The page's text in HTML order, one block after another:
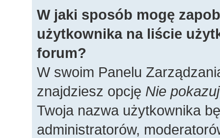
W jaki sposób mogę
użytkownika na liście
forum?
W swoim Panelu
znajdziesz opcję Nie
Twoja nazwa użytkownika
administratorów,